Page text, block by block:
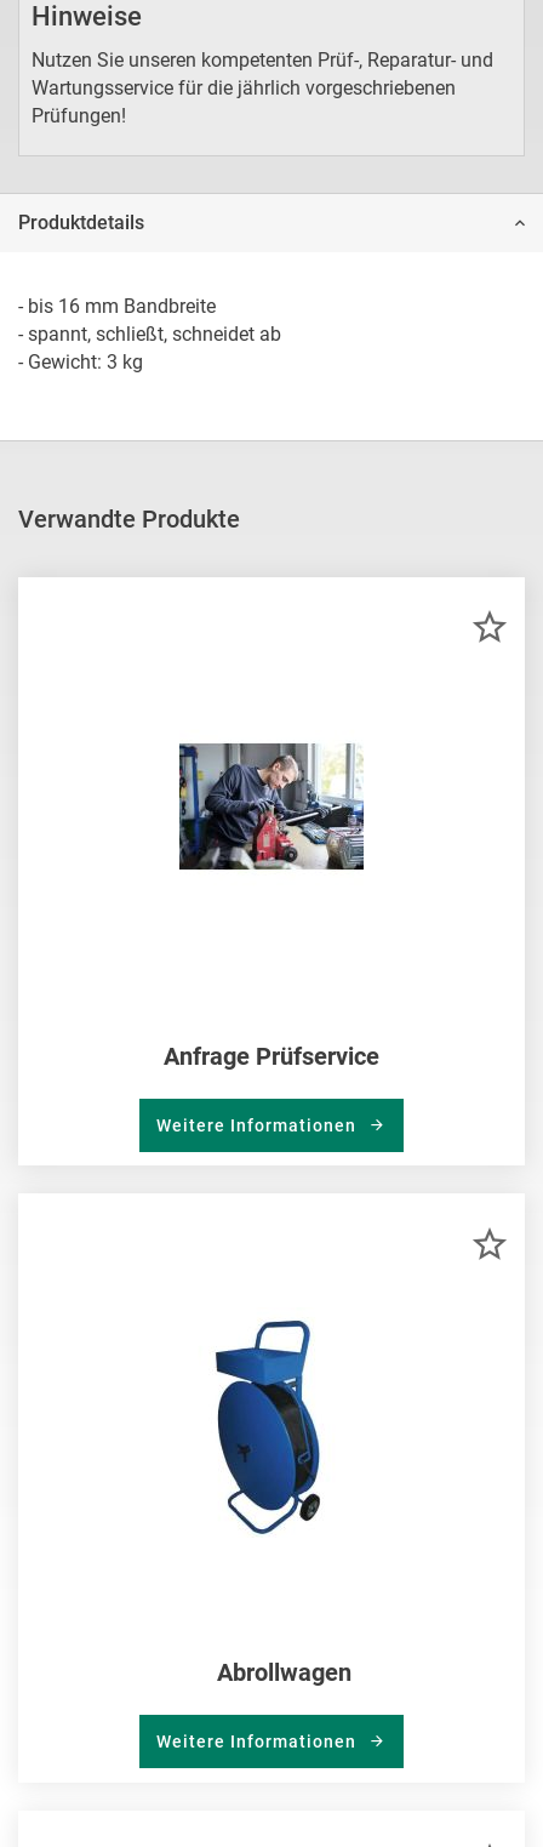
Hinweise
Nutzen Sie unseren kompetenten Prüf-, Reparatur- und
Wartungsservice für die jährlich vorgeschriebenen
Prüfungen!
Produktdetails
- bis 16 mm Bandbreite
- spannt, schließt, schneidet ab
- Gewicht: 3 kg
Verwandte Produkte
Anfrage Prüfservice
Weitere Informationen
Abrollwagen
Weitere Informationen